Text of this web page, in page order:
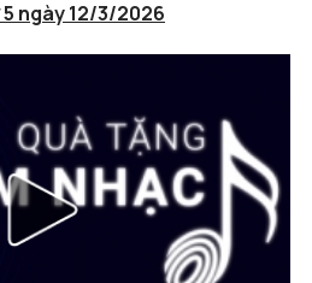
ngày 12/3/2026